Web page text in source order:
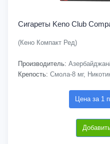
Сигареты Keno Club
(Кено Компакт Ред)
Производитель:
Крепость: Смола-8 мг,
Цена за 1